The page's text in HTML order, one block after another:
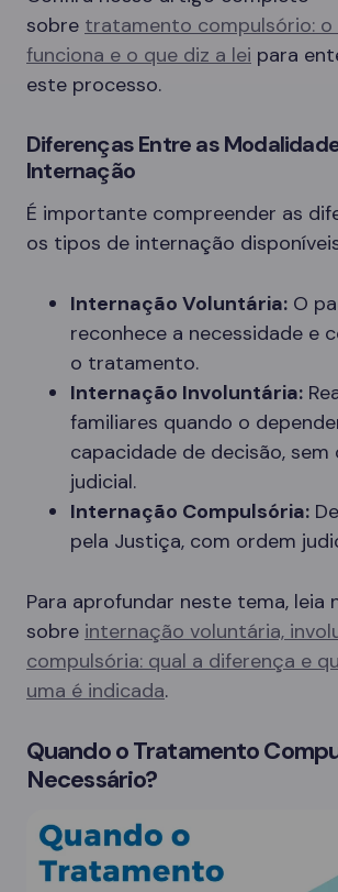
sobre tratamento compulsório: o
funciona e o que diz a lei para
este processo.
Diferenças Entre as
Internação
É importante compreender as
os tipos de internação
Internação Voluntária: O
reconhece a necessidade e
o tratamento.
Internação Involuntária:
familiares quando o
capacidade de decisão, sem
judicial.
Internação Compulsória:
pela Justiça, com ordem
Para aprofundar neste tema, leia
sobre internação voluntária,
compulsória: qual a diferença e
uma é indicada.
Quando o Tratamento
Necessário?